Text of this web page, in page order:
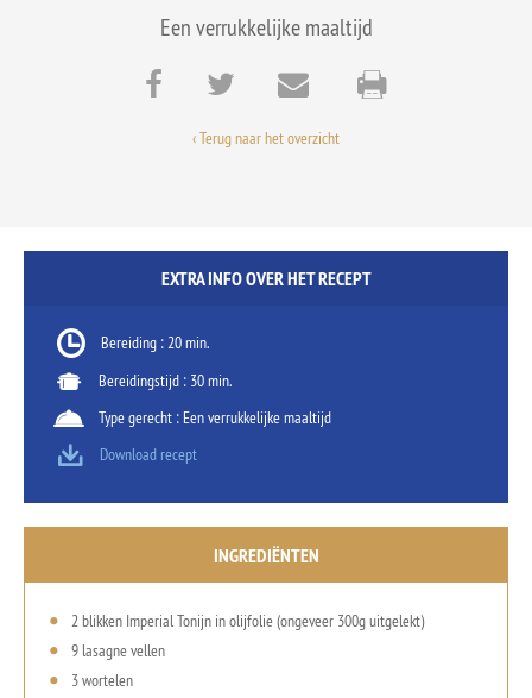
Een verrukkelijke maaltijd
‹ Terug naar het overzicht
EXTRA INFO OVER HET RECEPT
Bereiding : 20 min.
Bereidingstijd : 30 min.
Type gerecht : Een verrukkelijke maaltijd
Download recept
INGREDIËNTEN
2 blikken Imperial Tonijn in olijfolie (ongeveer 300g uitgelekt)
9 lasagne vellen
3 wortelen